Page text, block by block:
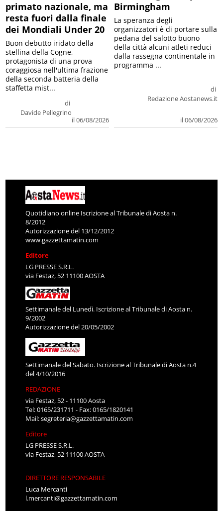
primato nazionale, ma
resta fuori dalla finale
dei Mondiali Under 20
di
Davide Pellegrino
il 06/08/2026
Buon debutto iridato della
stellina della Cogne,
protagonista di una prova
coraggiosa nell'ultima frazione
della seconda batteria della
staffetta mist...
Birmingham
di
Redazione Aostanews.it
il 06/08/2026
La speranza degli
organizzatori è di portare sulla
pedana del salotto buono
della città alcuni atleti reduci
dalla rassegna continentale in
programma ...
Quotidiano online Iscrizione al Tribunale di Aosta n.
8/2012
Autorizzazione del 13/12/2012
www.gazzettamatin.com
Editore
LG PRESSE S.R.L.
via Festaz, 52 11100 AOSTA
Settimanale del Lunedì. Iscrizione al Tribunale di Aosta n.
9/2002
Autorizzazione del 20/05/2002
Settimanale del Sabato. Iscrizione al Tribunale di Aosta n.4
del 4/10/2016
REDAZIONE
via Festaz, 52 - 11100 Aosta
Tel: 0165/231711 - Fax: 0165/1820141
Mail:segreteria@gazzettamatin.com
Editore
LG PRESSE S.R.L.
via Festaz, 52 11100 AOSTA
DIRETTORE RESPONSABILE
Luca Mercanti
l.mercanti@gazzettamatin.com